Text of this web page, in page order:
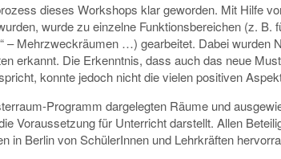
dieses Workshops klar geworden. Mit Hilfe
wurde zu einzelne Funktionsbereichen (z. B.
– Mehrzweckräumen …) gearbeitet. Dabei wurden
erkannt. Die Erkenntnis, dass auch das neue
konnte jedoch nicht die vielen positiven
Programm dargelegten Räume und
Voraussetzung für Unterricht darstellt. Allen
in Berlin von SchülerInnen und Lehrkräften